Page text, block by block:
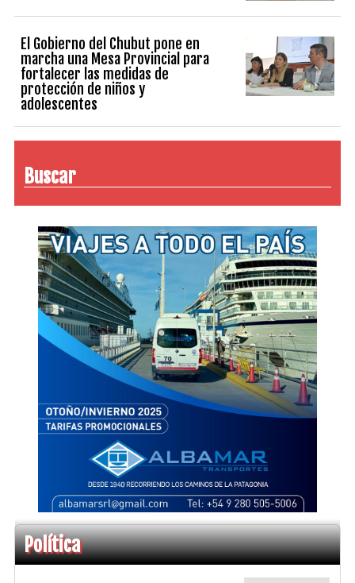
El Gobierno del Chubut pone en
marcha una Mesa Provincial para
fortalecer las medidas de
protección de niños y
adolescentes
Buscar
Política